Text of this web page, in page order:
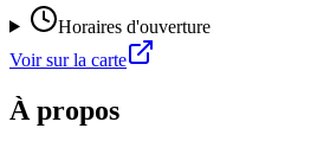
Horaires d'ouverture
Voir sur la carte
À propos